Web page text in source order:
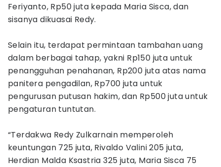
Feriyanto, Rp50 juta kepada Maria Sisca, dan
sisanya dikuasai Redy.
Selain itu, terdapat permintaan tambahan uang
dalam berbagai tahap, yakni Rp150 juta untuk
penangguhan penahanan, Rp200 juta atas nama
panitera pengadilan, Rp700 juta untuk
pengurusan putusan hakim, dan Rp500 juta untuk
pengaturan tuntutan.
“Terdakwa Redy Zulkarnain memperoleh
keuntungan 725 juta, Rivaldo Valini 205 juta,
Herdian Malda Ksastria 325 juta, Maria Sisca 75